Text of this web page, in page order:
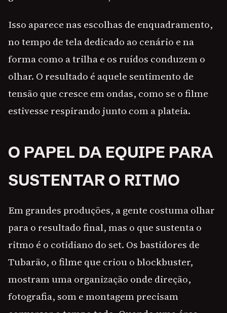
Isso aparece nas escolhas de enquadramento,
no tempo de tela dedicado ao cenário e na
forma como a trilha e os ruídos conduzem o
olhar. O resultado é aquele sentimento de
tensão que cresce em ondas, como se o filme
estivesse respirando junto com a plateia.
O PAPEL DA EQUIPE PARA
SUSTENTAR O RITMO
Em grandes produções, a gente costuma olhar
para o resultado final, mas o que sustenta o
ritmo é o cotidiano do set. Os bastidores de
Tubarão, o filme que criou o blockbuster,
mostram uma organização onde direção,
fotografia, som e montagem precisam